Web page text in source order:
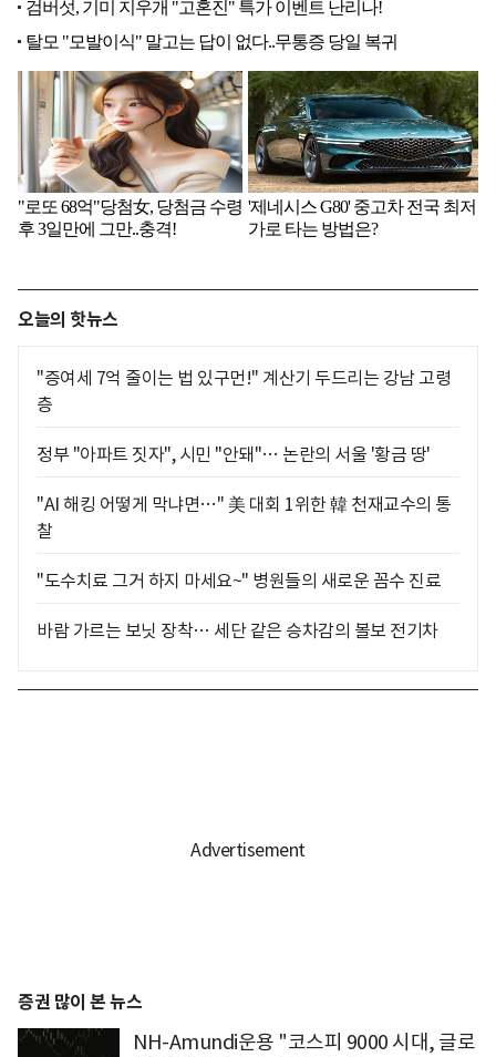
오늘의 핫뉴스
"증여세 7억 줄이는 법 있구먼!" 계산기 두드리는 강남 고령
층
정부 "아파트 짓자", 시민 "안돼"… 논란의 서울 '황금 땅'
"AI 해킹 어떻게 막냐면…" 美 대회 1위한 韓 천재교수의 통
찰
"도수치료 그거 하지 마세요~" 병원들의 새로운 꼼수 진료
바람 가르는 보닛 장착… 세단 같은 승차감의 볼보 전기차
증권 많이 본 뉴스
NH-Amundi운용 "코스피 9000 시대, 글로